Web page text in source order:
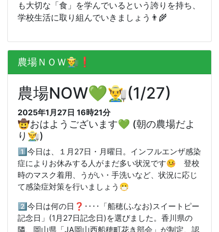
も大切な「食」を学んでいるという誇りを持ち、
学校生活に取り組んでいきましょう👨‍🌾
農場ＮＯＷ👨‍🌾❗️
農場NOW💚👨‍🌾(1/27)
2025年1月27日 16時21分
🤠おはようございます💚 (朝の農場だよ
り👨‍🌾)
1️⃣今日は、１月27日・月曜日。インフルエンザ感染
症によりお休みする人がまだ多い状況です🤒 登校
時のマスク着用、うがい・手洗いなど、状況に応じ
て感染症対策を行いましょう😷
2️⃣今日は何の日❓････「船穂(ふなお)スイートピー
記念日」(1月27日記念日)を選びました。香川県の
隣、岡山県「JA岡山西船穂町花き部会」が制定、認